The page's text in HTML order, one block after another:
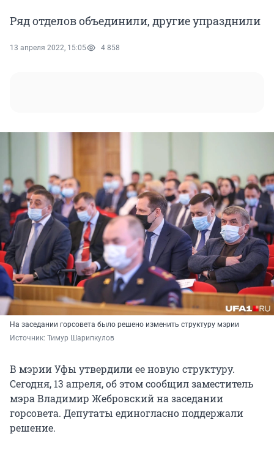
Ряд отделов объединили, другие упразднили
13 апреля 2022, 15:05 4 858
На заседании горсовета было решено изменить структуру мэрии
Источник: Тимур Шарипкулов
В мэрии Уфы утвердили ее новую структуру.
Сегодня, 13 апреля, об этом сообщил заместитель
мэра Владимир Жебровский на заседании
горсовета. Депутаты единогласно поддержали
решение.